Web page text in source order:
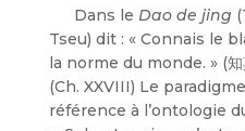
Dans leDao de jing (
Tseu) dit : « Connais le
la norme du monde. » (知
(Ch. XXVIII) Le
référence à l’ontologie